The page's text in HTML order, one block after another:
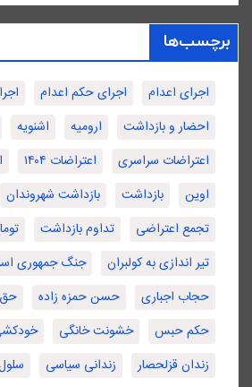
برچسب‌ها
اجرای اعدام اجرای حکم اعدام
احضار و بازداشت
ارومیه اشنویه
اعتراضات سراسری
اعتراضات ۱۴۰۴
اوین
بازداشت بازداشت شهروندان
تجمع اعتراضی
تداوم بازداشت
تیر اندازی به کولبران
جنگ جمهوری
حجاب اجباری
حسن حمزه زاده
حکم حبس
خشونت خانگی
زندان قزلحصار
زندانی سیاسی